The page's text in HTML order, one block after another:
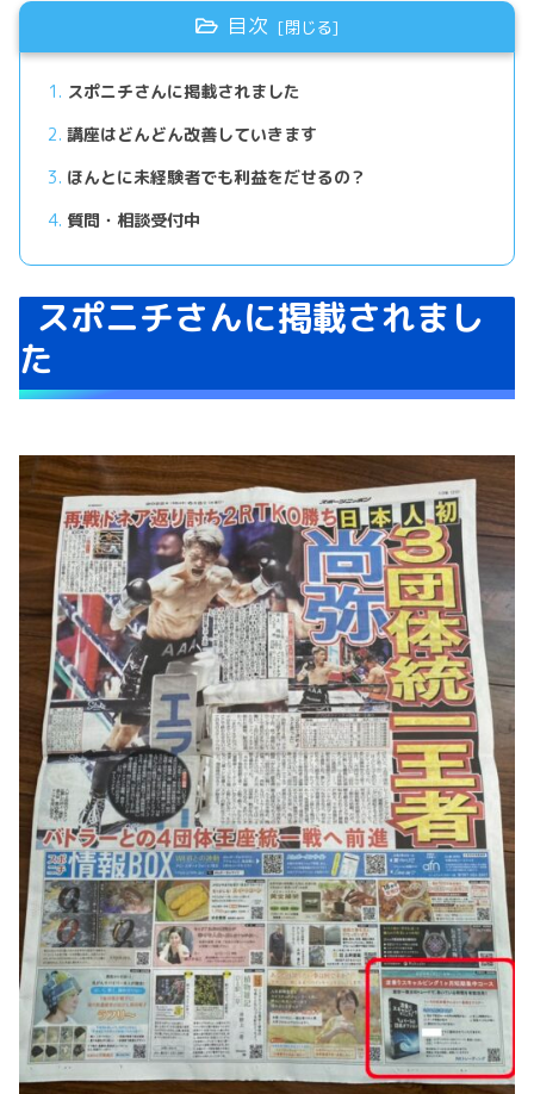
目次
スポニチさんに掲載されました
講座はどんどん改善していきます
ほんとに未経験者でも利益をだせるの？
質問・相談受付中
スポニチさんに掲載されまし
た